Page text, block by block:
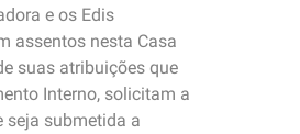
e os Edis
assentos nesta Casa
suas atribuições que
Interno, solicitam a
seja submetida a